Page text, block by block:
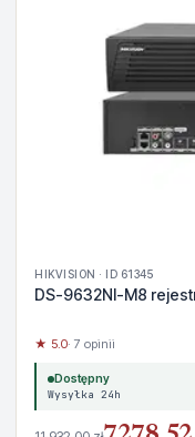
HIKVISION · ID 61345
DS-9632NI-M8
★ 5.0· 7 opinii
Dostępny
Wysyłka 24h